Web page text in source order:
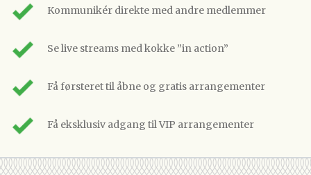
Kommunikér direkte med andre medlemmer
Se live streams med kokke ”in action”
Få førsteret til åbne og gratis arrangementer
Få eksklusiv adgang til VIP arrangementer